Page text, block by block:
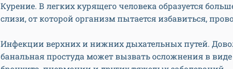
Курение. В легких курящего человека образуется
слизи, от которой организм пытается избавиться,
Инфекции верхних и нижних дыхательных путей.
банальная простуда может вызвать осложнения в виде